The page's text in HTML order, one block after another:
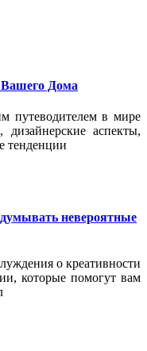
Дома
путеводителем в мире
аспекты,
тенденции
невероятные
о креативности
которые помогут вам